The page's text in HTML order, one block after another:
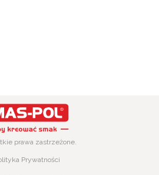
prawa zastrzeżone.
Prywatności